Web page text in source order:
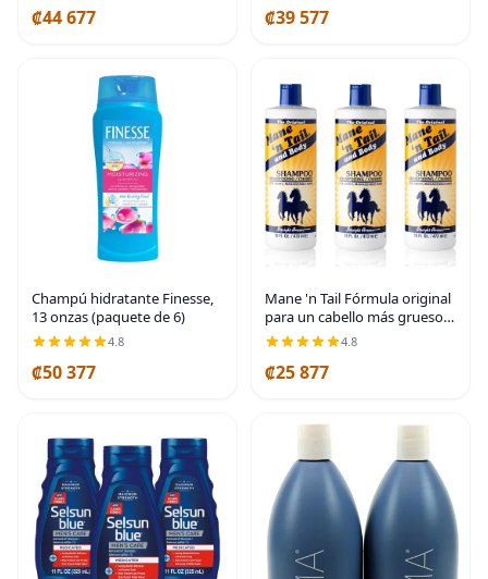
₡44 677
Gel corporal, champú y
₡39 577
Champú hidratante Finesse,
13 onzas (paquete de 6)
4.8
₡50 377
Mane 'n Tail Fórmula original
para un cabello más grueso y
más fuerte, 16 onzas
(paquete de 3 champú)
4.8
₡25 877